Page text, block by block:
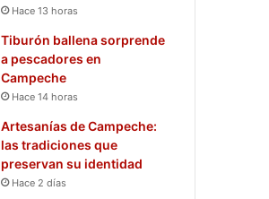
Hace 13 horas
Tiburón ballena sorprende
a pescadores en
Campeche
Hace 14 horas
Artesanías de Campeche:
las tradiciones que
preservan su identidad
Hace 2 días